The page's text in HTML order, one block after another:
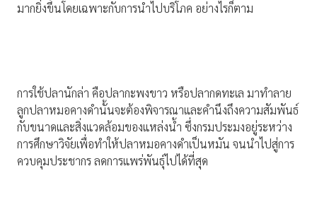
มากยิ่งขึ้นโดยเฉพาะกับการนำไปบริโภค อย่างไรก็ตาม
การใช้ปลานักล่า คือปลากะพงขาว หรือปลากดทะเล มาทำลาย
ลูกปลาหมอคางดำนั้นจะต้องพิจารณาและคำนึงถึงความสัมพันธ์
กับขนาดและสิ่งแวดล้อมของแหล่งน้ำ ซึ่งกรมประมงอยู่ระหว่าง
การศึกษาวิจัยเพื่อทำให้ปลาหมอคางดำเป็นหมัน จนนำไปสู่การ
ควบคุมประชากร ลดการแพร่พันธุ์ไปได้ที่สุด